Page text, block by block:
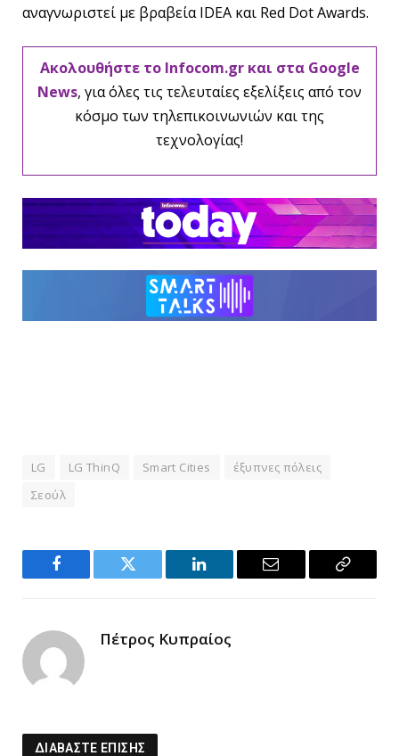
αναγνωριστεί με βραβεία IDEA και Red Dot Awards.
Ακολουθήστε το Infocom.gr και στα Google
News, για όλες τις τελευταίες εξελίξεις από τον
κόσμο των τηλεπικοινωνιών και της
τεχνολογίας!
LG LG ThinQ Smart Cities
έξυπνες πόλεις
Σεούλ
Facebook Twitter LinkedIn Email
Copy
Πέτρος Κυπραίος
ΔΙΑΒΑΣΤΕ ΕΠΙΣΗΣ